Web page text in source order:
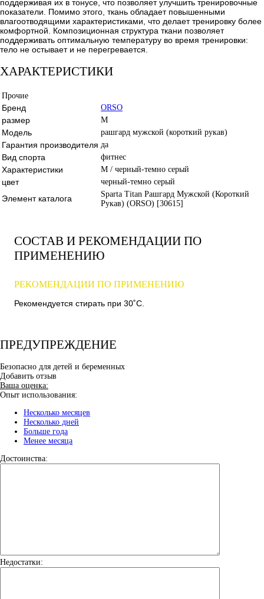
поддерживая их в тонусе, что позволяет улучшить тренировочные
показатели. Помимо этого, ткань обладает повышенными
влагоотводящими характеристиками, что делает тренировку более
комфортной. Композиционная структура ткани позволяет
поддерживать оптимальную температуру во время тренировки:
тело не остывает и не перегревается.
ХАРАКТЕРИСТИКИ
Прочие
Бренд ORSO
размер M
Модель рашгард мужской (короткий рукав)
Гарантия производителя да
Вид спорта фитнес
Характеристики M / черный-темно серый
цвет черный-темно серый
Элемент каталога
Sparta Titan Рашгард Мужской (Короткий
Рукав) (ORSO) [30615]
СОСТАВ И РЕКОМЕНДАЦИИ ПО
ПРИМЕНЕНИЮ
РЕКОМЕНДАЦИИ ПО ПРИМЕНЕНИЮ
Рекомендуется стирать при 30˚C.
ПРЕДУПРЕЖДЕНИЕ
Безопасно для детей и беременных
Добавить отзыв
Ваша оценка:
Опыт использования:
Несколько месяцев
Несколько дней
Больше года
Менее месяца
Достоинства:
Недостатки: